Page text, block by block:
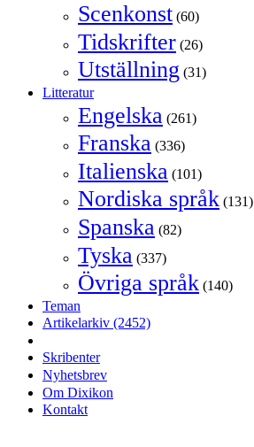
Scenkonst (60)
Tidskrifter (26)
Utställning (31)
Litteratur
Engelska (261)
Franska (336)
Italienska (101)
Nordiska språk (131)
Spanska (82)
Tyska (337)
Övriga språk (140)
Teman
Artikelarkiv (2452)
Skribenter
Nyhetsbrev
Om Dixikon
Kontakt